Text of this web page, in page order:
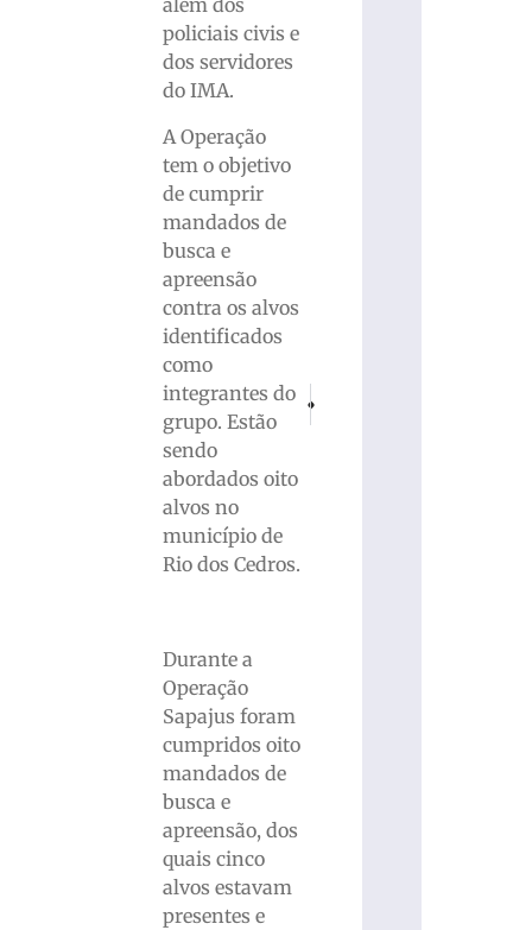
além dos
policiais civis e
dos servidores
do IMA.
A Operação
tem o objetivo
de cumprir
mandados de
busca e
apreensão
contra os alvos
identificados
como
integrantes do
grupo. Estão
sendo
abordados oito
alvos no
município de
Rio dos Cedros.
Durante a
Operação
Sapajus foram
cumpridos oito
mandados de
busca e
apreensão, dos
quais cinco
alvos estavam
presentes e
PRÓXIMO